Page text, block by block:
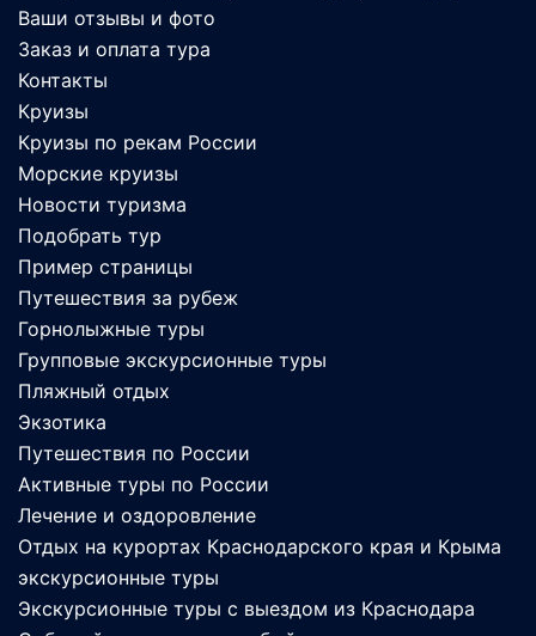
Ваши отзывы и фото
Заказ и оплата тура
Контакты
Круизы
Круизы по рекам России
Морские круизы
Новости туризма
Подобрать тур
Пример страницы
Путешествия за рубеж
Горнолыжные туры
Групповые экскурсионные туры
Пляжный отдых
Экзотика
Путешествия по России
Активные туры по России
Лечение и оздоровление
Отдых на курортах Краснодарского края и Крыма
экскурсионные туры
Экскурсионные туры с выездом из Краснодара